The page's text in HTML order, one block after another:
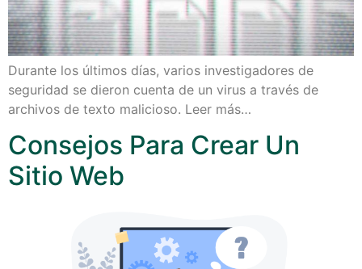
Durante los últimos días, varios investigadores de
seguridad se dieron cuenta de un virus a través de
archivos de texto malicioso. Leer más…
Consejos Para Crear Un
Sitio Web